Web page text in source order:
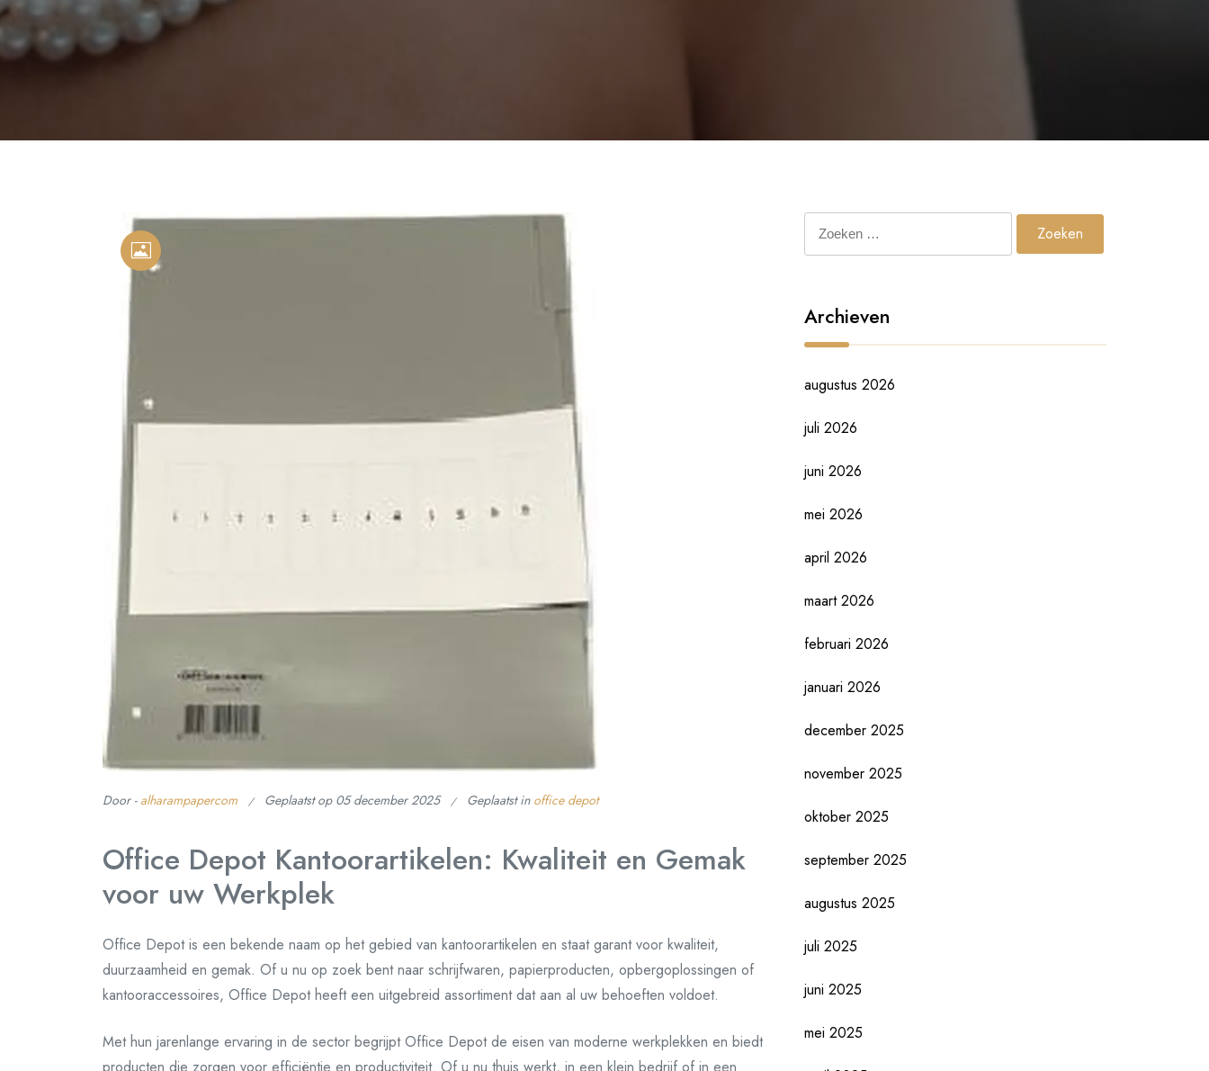
Door - alharampapercom Geplaatst op 05 december 2025 Geplaatst in office depot
Office Depot Kantoorartikelen: Kwaliteit en Gemak
voor uw Werkplek
Office Depot is een bekende naam op het gebied van kantoorartikelen en staat garant voor kwaliteit,
duurzaamheid en gemak. Of u nu op zoek bent naar schrijfwaren, papierproducten, opbergoplossingen of
kantooraccessoires, Office Depot heeft een uitgebreid assortiment dat aan al uw behoeften voldoet.
Met hun jarenlange ervaring in de sector begrijpt Office Depot de eisen van moderne werkplekken en biedt
Zoeken
naar:
Archieven
augustus 2026
juli 2026
juni 2026
mei 2026
april 2026
maart 2026
februari 2026
januari 2026
december 2025
november 2025
oktober 2025
september 2025
augustus 2025
juli 2025
juni 2025
mei 2025